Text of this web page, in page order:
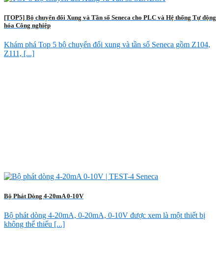
[TOP5] Bộ chuyển đổi Xung và Tần số Seneca cho PLC và Hệ thống Tự động
hóa Công nghiệp
Khám phá Top 5 bộ chuyển đổi xung và tần số Seneca gồm Z104,
Z111, [...]
Bộ Phát Dòng 4-20mA 0-10V
Bộ phát dòng 4-20mA, 0-20mA, 0-10V được xem là một thiết bị
không thể thiếu [...]